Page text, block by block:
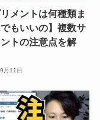
リメントは何種類ま
もいいの】複数サ
トの注意点を解
月11日